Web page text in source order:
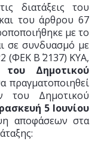
διατάξεις του
του άρθρου 67
με το
σε συνδυασμό με
(ΦΕΚ Β΄ 2137) ΚΥΑ,
του Δημοτικού
πραγματοποιηθεί
του Δημοτικού
5 Ιουνίου
αποφάσεων στα